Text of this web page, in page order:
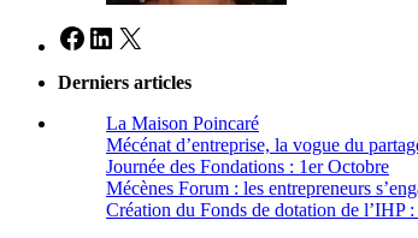
Facebook
LinkedIn
X
Derniers articles
La Maison Poincaré
Mécénat d’entreprise, la vogue du
Journée des Fondations : 1er Octobre
Mécènes Forum : les entrepreneurs
Création du Fonds de dotation de l’IHP